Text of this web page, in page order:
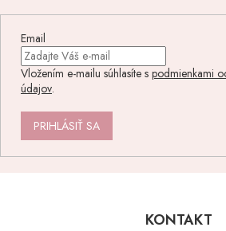
Email
Vložením e-mailu súhlasíte s podmienkami
údajov.
PRIHLÁSIŤ SA
KONTAKT